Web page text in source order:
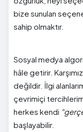
bize sunulan
sahip olmaktır.
Sosyal medya
hâle getirir.
değildir. İlgi
çevrimiçi
herkes kendi
başlayabilir.